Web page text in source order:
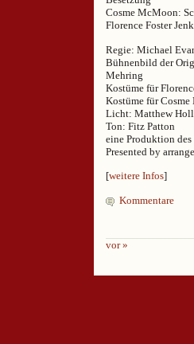
Cosme McMoon:
Florence Foster
Regie: Michael
Bühnenbild der
Mehring
Kostüme für
Kostüme für
Licht: Matthew
Ton: Fitz Patton
eine Produktion
Presented by
[weitere Infos]
Kommentare
vor »